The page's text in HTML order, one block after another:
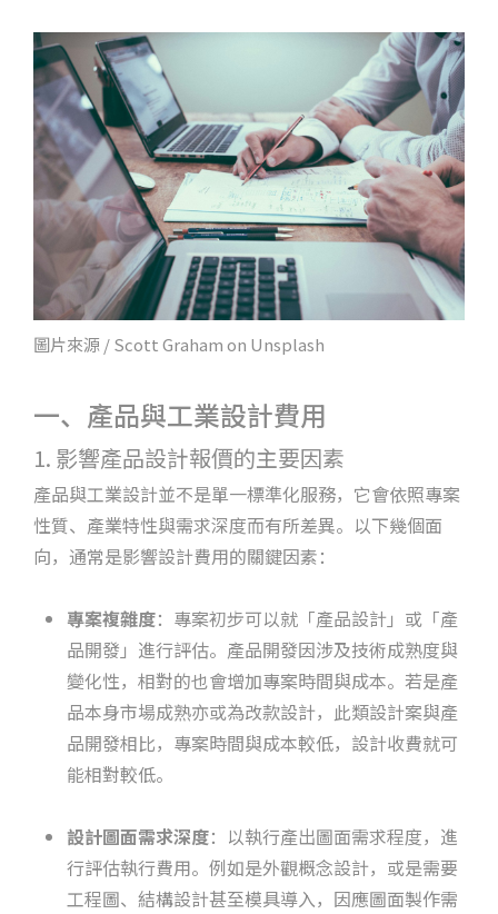
圖片來源 / Scott Graham on Unsplash
一、產品與工業設計費用
1. 影響產品設計報價的主要因素
產品與工業設計並不是單一標準化服務，它會依照專案
性質、產業特性與需求深度而有所差異。以下幾個面
向，通常是影響設計費用的關鍵因素：
專案複雜度：專案初步可以就「產品設計」或「產
品開發」進行評估。產品開發因涉及技術成熟度與
變化性，相對的也會增加專案時間與成本。若是產
品本身市場成熟亦或為改款設計，此類設計案與產
品開發相比，專案時間與成本較低，設計收費就可
能相對較低。
設計圖面需求深度：以執行產出圖面需求程度，進
行評估執行費用。例如是外觀概念設計，或是需要
工程圖、結構設計甚至模具導入，因應圖面製作需